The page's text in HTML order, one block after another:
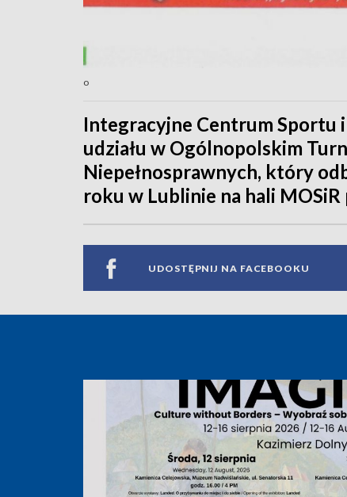
o
Integracyjne Centrum Sportu
udziału w Ogólnopolskim
Niepełnosprawnych, który
roku w Lublinie na hali MOSiR
UDOSTĘPNIJ NA FACEBOOKU